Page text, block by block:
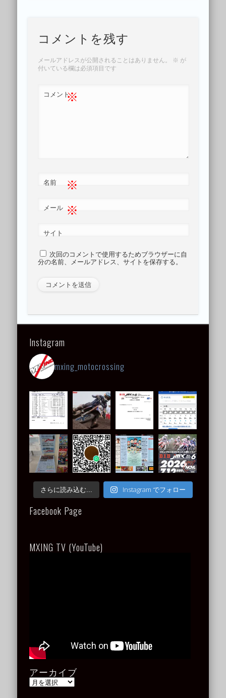
コメントを残す
メールアドレスが公開されることはありません。 ※ が
付いている欄は必須項目です
コメント※
名前 ※
メール ※
サイト
次回のコメントで使用するためブラウザーに自
分の名前、メールアドレス、サイトを保存する。
Instagram
mxing_motocrossing
さらに読み込む... Instagram でフォロー
Facebook Page
MXING TV (YouTube)
アーカイブ
ア
ー